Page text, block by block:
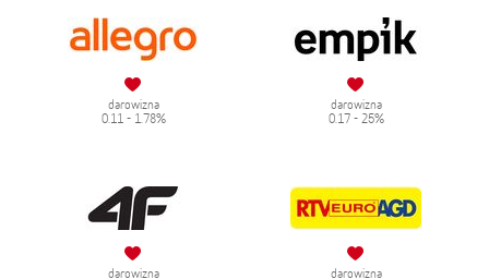
darowizna
0.11 - 1.78%
darowizna
0.17 - 25%
darowizna
darowizna